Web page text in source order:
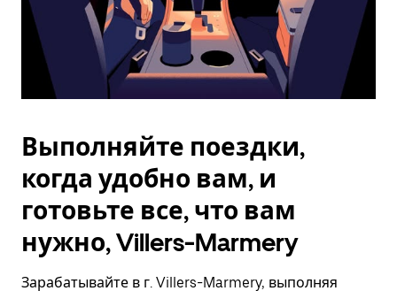
Выполняйте поездки,
когда удобно вам, и
готовьте все, что вам
нужно, Villers-Marmery
Зарабатывайте в г. Villers-Marmery, выполняя